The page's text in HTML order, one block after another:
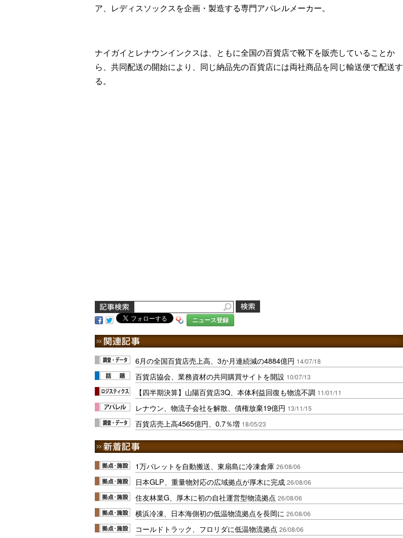
ア、レディスソックスを企画・製造する専門アパレルメーカー。
ナイガイとレナウンインクスは、ともに全国の百貨店で靴下を販売していることか
ら、共同配送の開始により、同じ納品先の百貨店には両社商品を同じ輸送便で配送す
る。
ニュース登録
6月の全国百貨店売上高、3か月連続減の4884億円 14/07/18
百貨店協会、業務資材の共同購買サイトを開設 10/07/13
【四半期決算】山陽百貨店3Q、本体利益回復も物流不調 11/01/11
レナウン、物流子会社を解散、債権放棄19億円 13/11/15
百貨店売上高4565億円、0.7％増 18/05/23
1万パレットを自動搬送、東扇島に冷凍倉庫 26/08/06
日本GLP、重量物対応の広域拠点が厚木に完成 26/08/06
住友林業G、厚木に初の自社運営型物流拠点 26/08/06
横浜冷凍、日本海側初の低温物流拠点を長岡に 26/08/06
コールドトラック、フロリダに低温物流拠点 26/08/06